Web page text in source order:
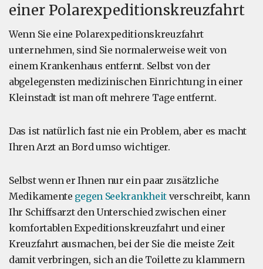
einer Polarexpeditionskreuzfahrt
Wenn Sie eine Polarexpeditionskreuzfahrt
unternehmen, sind Sie normalerweise weit von
einem Krankenhaus entfernt. Selbst von der
abgelegensten medizinischen Einrichtung in einer
Kleinstadt ist man oft mehrere Tage entfernt.
Das ist natürlich fast nie ein Problem, aber es macht
Ihren Arzt an Bord umso wichtiger.
Selbst wenn er Ihnen nur ein paar zusätzliche
Medikamente gegen Seekrankheit verschreibt, kann
Ihr Schiffsarzt den Unterschied zwischen einer
komfortablen Expeditionskreuzfahrt und einer
Kreuzfahrt ausmachen, bei der Sie die meiste Zeit
damit verbringen, sich an die Toilette zu klammern